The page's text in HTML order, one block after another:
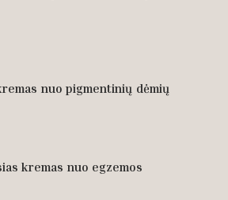
nuo pigmentinių dėmių
kremas nuo egzemos